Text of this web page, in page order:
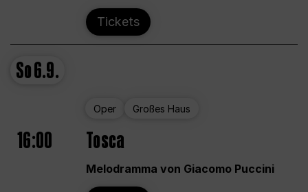
Tickets
So6.9.
Oper Großes Haus
16:00 Tosca
Melodramma von Giacomo Puccini